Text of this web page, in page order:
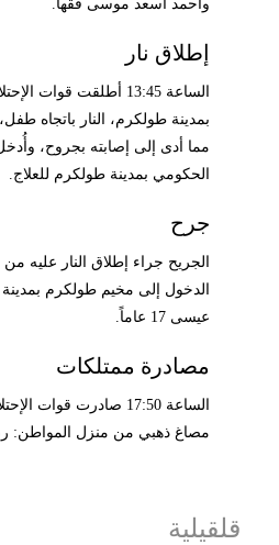
وأحمد أسعد موسى فقها.
إطلاق نار
الساعة 13:45 أطلقت
بمدينة طولكرم، النار باتجاه
مما أدى إلى إصابته بجروح،
الحكومي بمدينة طولكرم للعلاج.
جرح
الجريح جراء إطلاق النار عليه من
الدخول إلى مخيم طولكرم
عيسى 17 عاماً.
مصادرة ممتلكات
الساعة 17:50 صادرت قوات
مصاغ ذهبي من منزل المواطن:
قلقيلية